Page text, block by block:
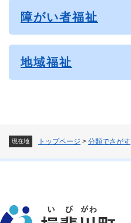
現在地 トップページ > 分類でさがす
障がい者福祉
地域福祉